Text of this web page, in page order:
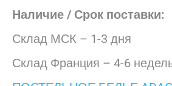
Наличие / Срок поставки:
Склад МСК – 1-3 дня
Склад Франция – 4-6